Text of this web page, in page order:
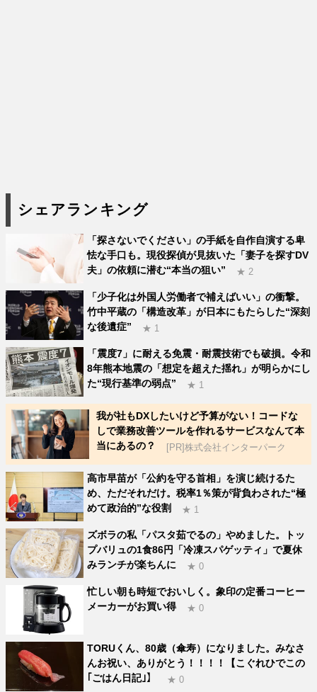
シェアランキング
「探さないでください」の手紙を自作自演する卑
怯な手口も。現役探偵が見抜いた「妻子を探すDV
夫」の依頼に潜む“本当の狙い”
★ 2
「少子化は外国人労働者で補えばいい」の衝撃。
竹中平蔵の「構造改革」が日本にもたらした“深刻
な後遺症”
★ 1
「震度7」に耐える免震・耐震技術でも破損。令和
8年熊本地震の「想定を超えた揺れ」が明らかにし
た“現行基準の弱点”
★ 1
我が社もDXしたいけど予算がない！コードな
しで業務改善ツールを作れるサービスなんて本
当にあるの？
[PR]株式会社インターパーク
高市早苗が「公約を守る首相」を演じ続けるた
め、ただそれだけ。税率1％策が背負わされた“極
めて政治的”な役割
★ 1
ズボラの私「パスタ茹でるの」やめました。トッ
プバリュの1食86円「冷凍スパゲッティ」で夏休
みランチが楽ちんに
★ 0
忙しい朝も時短でおいしく。象印の定番コーヒー
メーカーがお買い得
★ 0
TORUくん、80歳（傘寿）になりました。みなさ
んお祝い、ありがとう！！！！【こぐれひでこの
｢ごはん日記｣】
★ 0